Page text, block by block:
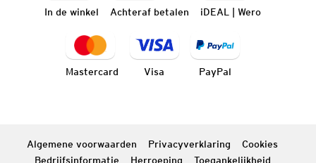
In de winkel Achteraf betalen iDEAL | Wero
Mastercard Visa PayPal
Algemene voorwaarden Privacyverklaring
Cookies
Bedrijfsinformatie
Herroeping Toegankelijkheid